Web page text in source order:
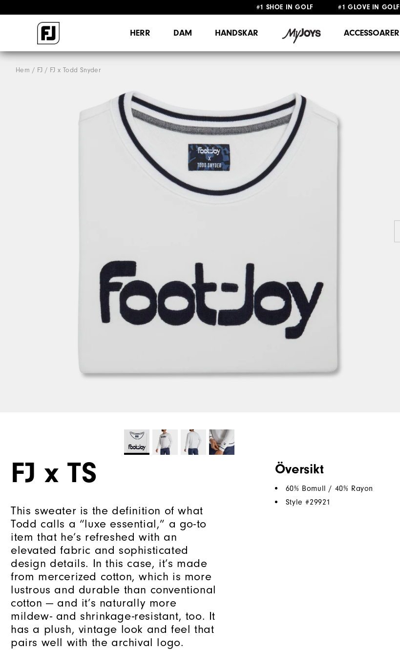
#1 SHOE IN GOLF #1 GLOVE IN GOLF
HERR DAM HANDSKAR ACCESSOARER
Hem FJ FJ x Todd Snyder
FJ x TS
This sweater is the definition of what
Todd calls a “luxe essential,” a go-to
item that he’s refreshed with an
elevated fabric and sophisticated
design details. In this case, it’s made
from mercerized cotton, which is more
lustrous and durable than conventional
cotton — and it’s naturally more
mildew- and shrinkage-resistant, too. It
has a plush, vintage look and feel that
pairs well with the archival logo.
Översikt
60% Bomull / 40% Rayon
Style #29921